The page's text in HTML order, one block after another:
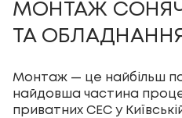
МОНТАЖ
ТА
Монтаж — це найбільш
найдовша частина
приватних СЕС у